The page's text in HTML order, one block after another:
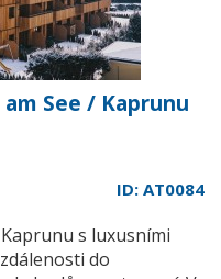
See / Kaprunu
ID: AT0084
s luxusními
do